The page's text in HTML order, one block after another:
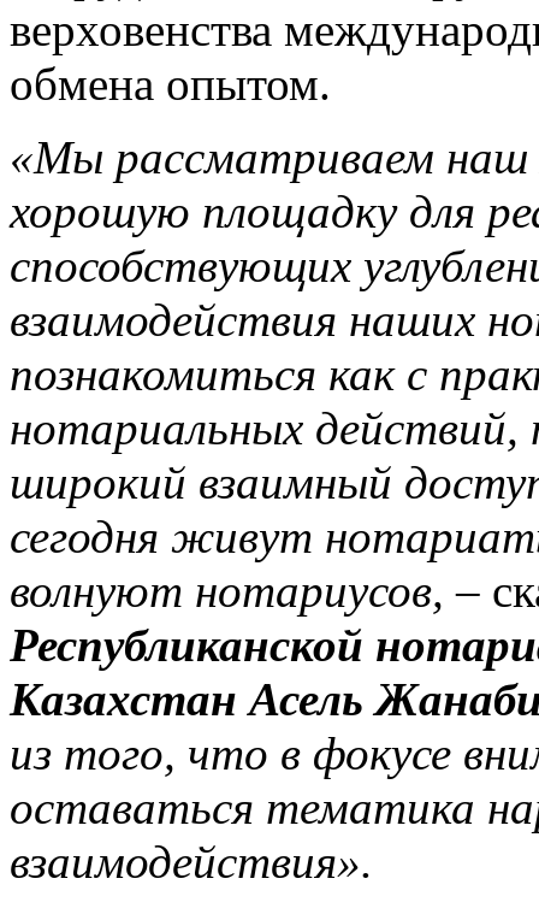
верховенства
обмена опытом.
«Мы рассматриваем наш
хорошую площадку для
способствующих
взаимодействия наших
познакомиться как с
нотариальных действий,
широкий взаимный
сегодня живут
волнуют нотариусов, –
Республиканской
Казахстан Асель
из того, что в фокусе
оставаться тематика
взаимодействия».